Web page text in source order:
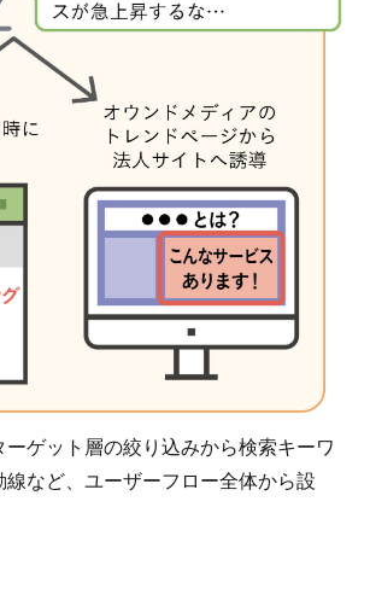
ゲット層の絞り込みから検索キーワ
など、ユーザーフロー全体から設